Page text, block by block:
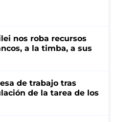
nos roba recursos
a la timba, a sus
de trabajo tras
de la tarea de los